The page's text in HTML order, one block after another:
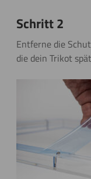
Schritt 2
Entferne die
die dein Trikot